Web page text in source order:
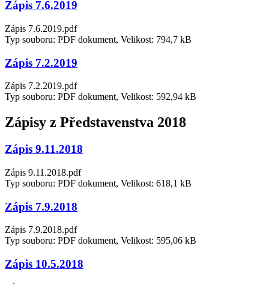
Zápis 7.6.2019
Zápis 7.6.2019.pdf
Typ souboru: PDF dokument, Velikost: 794,7 kB
Zápis 7.2.2019
Zápis 7.2.2019.pdf
Typ souboru: PDF dokument, Velikost: 592,94 kB
Zápisy z Představenstva 2018
Zápis 9.11.2018
Zápis 9.11.2018.pdf
Typ souboru: PDF dokument, Velikost: 618,1 kB
Zápis 7.9.2018
Zápis 7.9.2018.pdf
Typ souboru: PDF dokument, Velikost: 595,06 kB
Zápis 10.5.2018